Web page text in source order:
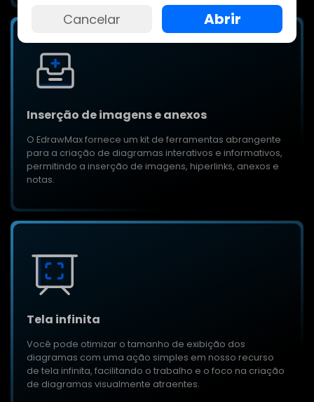
Cancelar Abrir
Inserção de imagens e anexos
O EdrawMax fornece um kit de ferramentas abrangente
para a criação de diagramas interativos e informativos,
permitindo a inserção de imagens, hiperlinks, anexos e
notas.
Tela infinita
Você pode otimizar o tamanho de exibição dos
diagramas com uma ação simples em nosso recurso
de tela infinita, facilitando o trabalho e o foco na criação
de diagramas visualmente atraentes.
Cancelar Abrir